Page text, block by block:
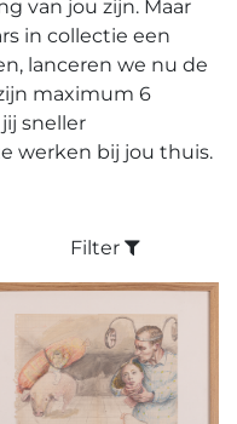
van jou zijn. Maar
in collectie een
lanceren we nu de
maximum 6
sneller
werken bij jou thuis.
Filter